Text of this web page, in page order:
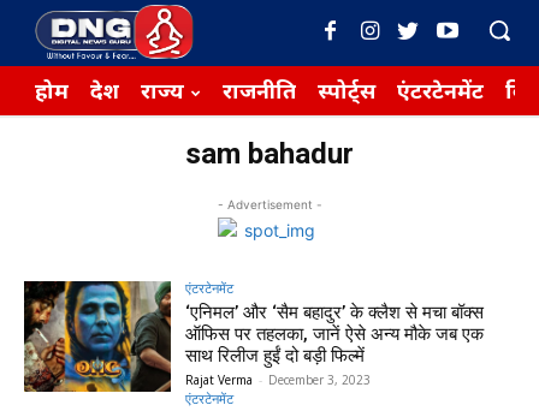
होम देश राज्य राजनीति स्पोर्ट्स एंटरटेनमेंट
sam bahadur
- Advertisement -
एंटरटेनमेंट
‘एनिमल’ और ‘सैम बहादुर’ के क्लैश से मचा बॉक्स
ऑफिस पर तहलका, जानें ऐसे अन्य मौके जब एक
साथ रिलीज हुईं दो बड़ी फिल्में
Rajat Verma - December 3, 2023
एंटरटेनमेंट